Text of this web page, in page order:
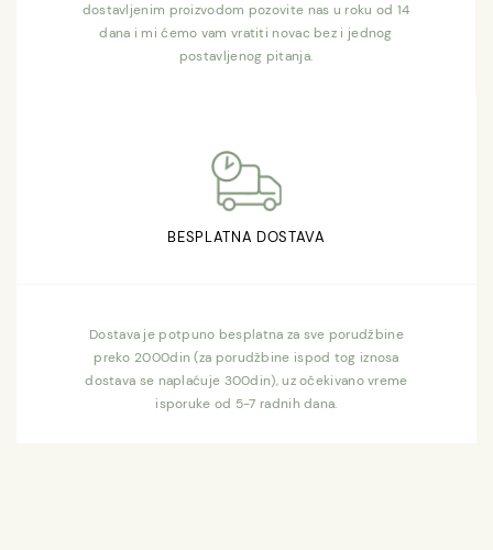
dostavljenim proizvodom pozovite nas u roku od 14
dana i mi ćemo vam vratiti novac bez i jednog
postavljenog pitanja.
BESPLATNA DOSTAVA
Dostava je potpuno besplatna za sve porudžbine
preko 2000din (za porudžbine ispod tog iznosa
dostava se naplaćuje 300din), uz očekivano vreme
isporuke od 5-7 radnih dana.